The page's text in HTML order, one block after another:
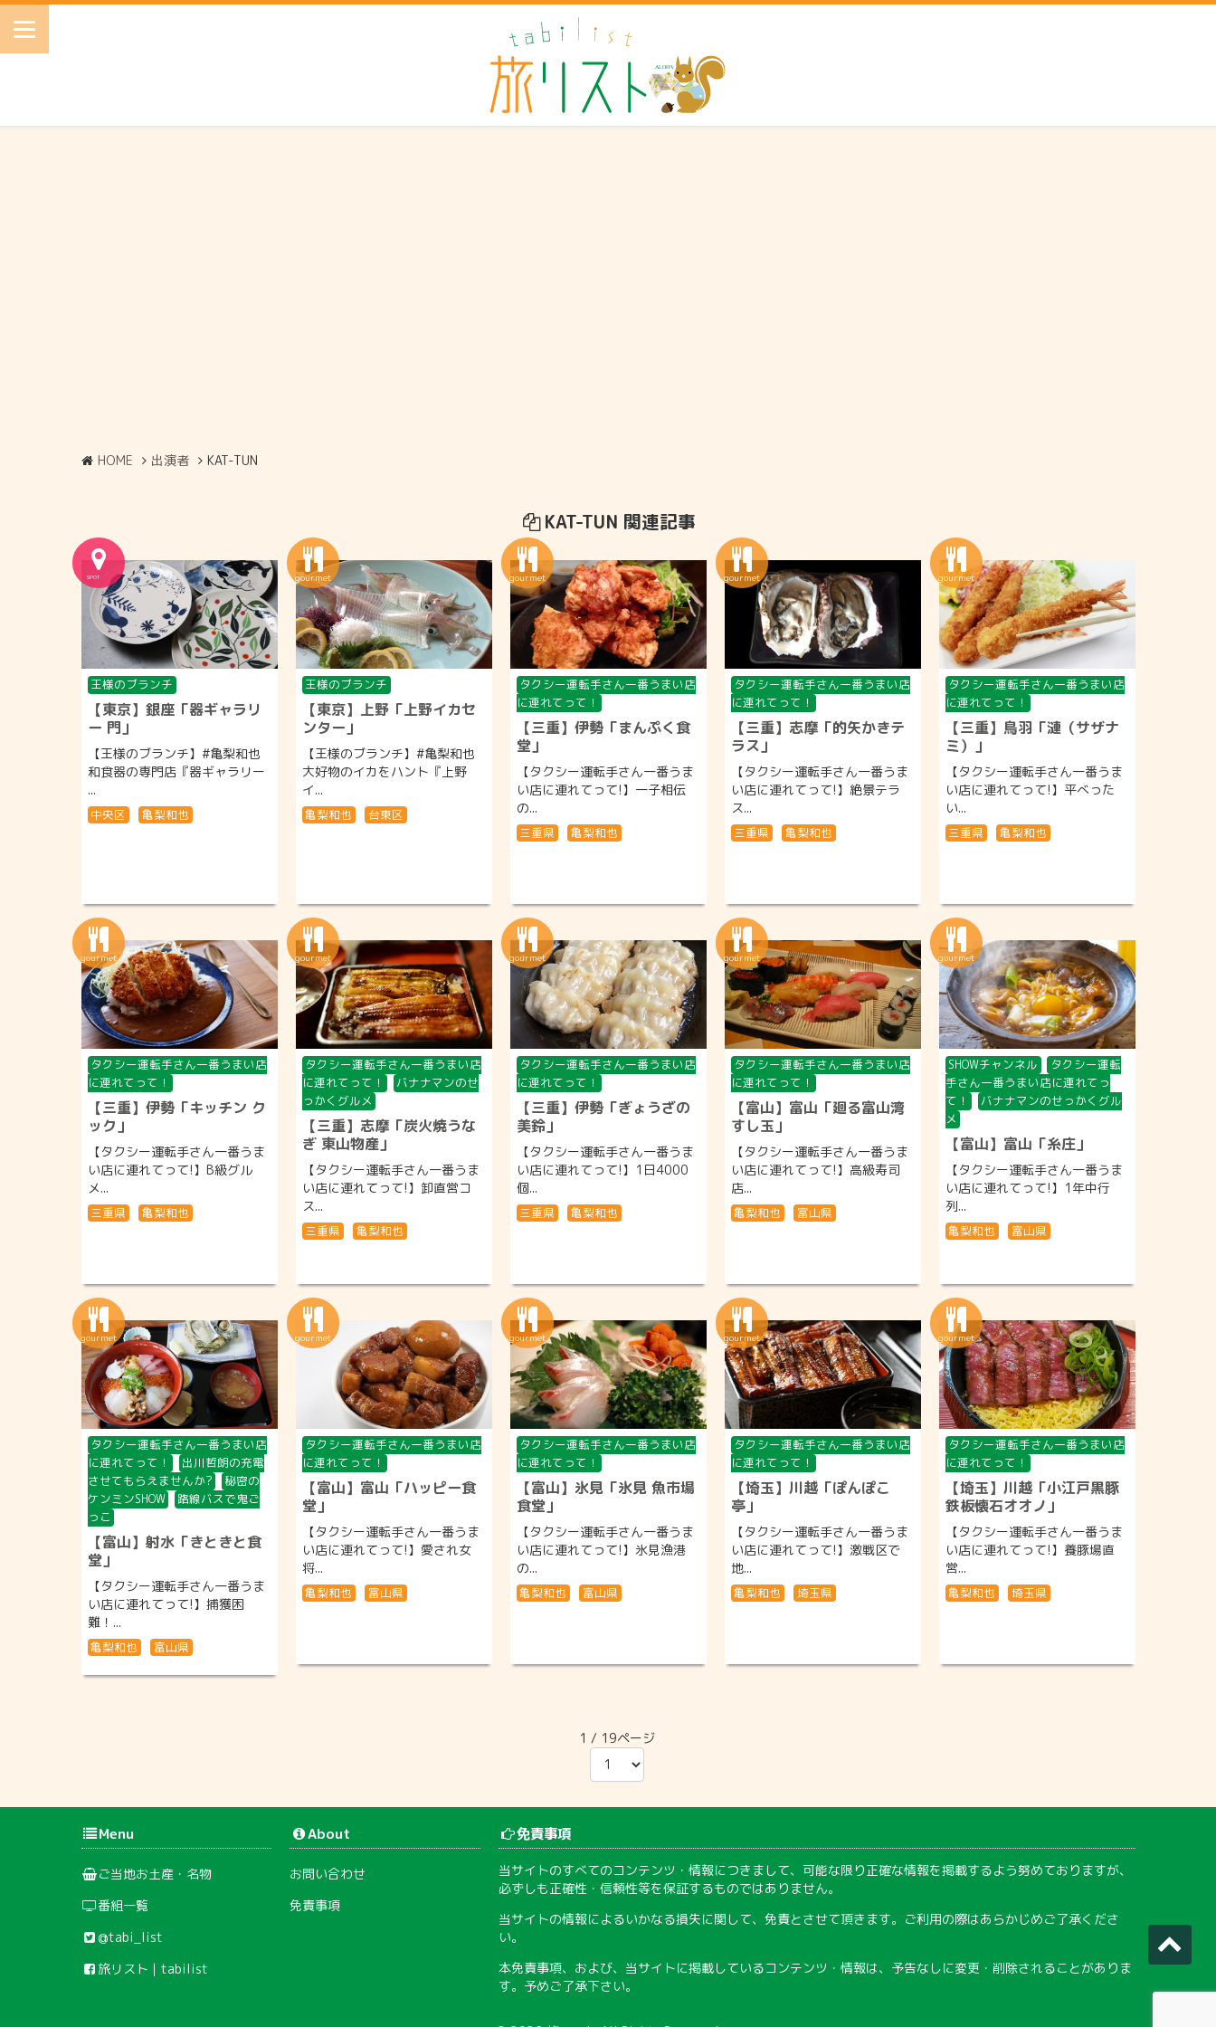
HOME 出演者 KAT-TUN
KAT-TUN 関連記事
王様のブランチ
【東京】銀座「器ギャラリ
ー 門」
【王様のブランチ】#亀梨和也
和食器の専門店『器ギャラリー
...
中央区 亀梨和也
王様のブランチ
【東京】上野「上野イカセ
ンター」
【王様のブランチ】#亀梨和也
大好物のイカをハント『上野
イ...
亀梨和也 台東区
タクシー運転手さん一番うまい店
に連れてって！
【三重】伊勢「まんぷく食
堂」
【タクシー運転手さん一番うま
い店に連れてって!】一子相伝
の...
三重県 亀梨和也
タクシー運転手さん一番うまい店
に連れてって！
【三重】志摩「的矢かきテ
ラス」
【タクシー運転手さん一番うま
い店に連れてって!】絶景テラ
ス...
三重県 亀梨和也
タクシー運転手さん一番うまい店
に連れてって！
【三重】鳥羽「漣（サザナ
ミ）」
【タクシー運転手さん一番うま
い店に連れてって!】平べった
い...
三重県 亀梨和也
タクシー運転手さん一番うまい店
に連れてって！
【三重】伊勢「キッチン ク
ック」
【タクシー運転手さん一番うま
い店に連れてって!】B級グル
メ...
三重県 亀梨和也
タクシー運転手さん一番うまい店
に連れてって！
バナナマンのせ
っかくグルメ
【三重】志摩「炭火焼うな
ぎ 東山物産」
【タクシー運転手さん一番うま
い店に連れてって!】卸直営コ
ス...
三重県 亀梨和也
タクシー運転手さん一番うまい店
に連れてって！
【三重】伊勢「ぎょうざの
美鈴」
【タクシー運転手さん一番うま
い店に連れてって!】1日4000
個...
三重県 亀梨和也
タクシー運転手さん一番うまい店
に連れてって！
【富山】富山「廻る富山湾
すし玉」
【タクシー運転手さん一番うま
い店に連れてって!】高級寿司
店...
亀梨和也 富山県
SHOWチャンネル
タクシー運転
手さん一番うまい店に連れてっ
て！
バナナマンのせっかくグル
メ
【富山】富山「糸庄」
【タクシー運転手さん一番うま
い店に連れてって!】1年中行
列...
亀梨和也 富山県
タクシー運転手さん一番うまい店
に連れてって！
出川哲朗の充電
させてもらえませんか?
秘密の
ケンミンSHOW
路線バスで鬼ご
っこ
【富山】射水「きときと食
堂」
【タクシー運転手さん一番うま
い店に連れてって!】捕獲困
難！...
亀梨和也 富山県
タクシー運転手さん一番うまい店
に連れてって！
【富山】富山「ハッピー食
堂」
【タクシー運転手さん一番うま
い店に連れてって!】愛され女
将...
亀梨和也 富山県
タクシー運転手さん一番うまい店
に連れてって！
【富山】氷見「氷見 魚市場
食堂」
【タクシー運転手さん一番うま
い店に連れてって!】氷見漁港
の...
亀梨和也 富山県
タクシー運転手さん一番うまい店
に連れてって！
【埼玉】川越「ぽんぽこ
亭」
【タクシー運転手さん一番うま
い店に連れてって!】激戦区で
地...
亀梨和也 埼玉県
タクシー運転手さん一番うまい店
に連れてって！
【埼玉】川越「小江戸黒豚
鉄板懐石オオノ」
【タクシー運転手さん一番うま
い店に連れてって!】養豚場直
営...
亀梨和也 埼玉県
1 / 19ページ
Menu
ご当地お土産・名物
番組一覧
@tabi_list
旅リスト｜tabilist
About
お問い合わせ
免責事項
免責事項
当サイトのすべてのコンテンツ・情報につきまして、可能な限り正確な情報を掲載するよう努めておりますが、
必ずしも正確性・信頼性等を保証するものではありません。
当サイトの情報によるいかなる損失に関して、免責とさせて頂きます。ご利用の際はあらかじめご了承くださ
い。
本免責事項、および、当サイトに掲載しているコンテンツ・情報は、予告なしに変更・削除されることがありま
す。予めご了承下さい。